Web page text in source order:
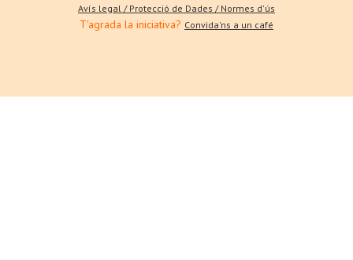
Avís legal / Protecció de Dades / Normes d'ús
T'agrada la iniciativa? Convida'ns a un café